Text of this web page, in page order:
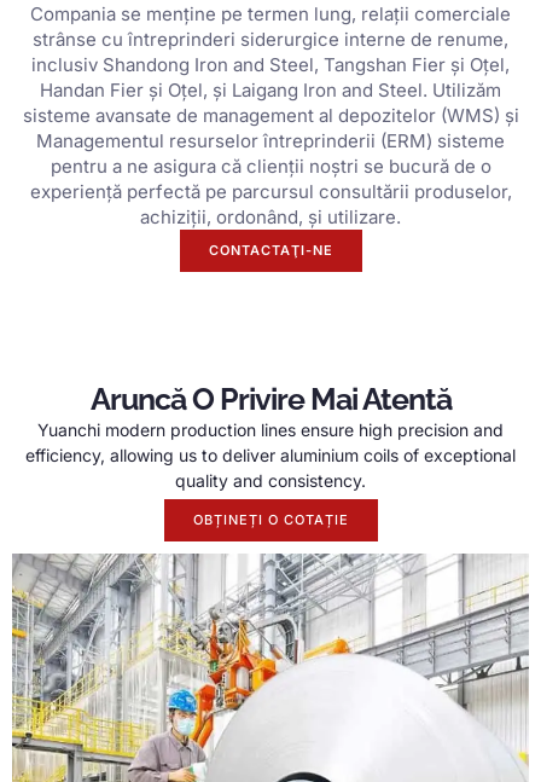
Compania se menține pe termen lung, relații comerciale
strânse cu întreprinderi siderurgice interne de renume,
inclusiv Shandong Iron and Steel, Tangshan Fier și Oțel,
Handan Fier și Oțel, și Laigang Iron and Steel. Utilizăm
sisteme avansate de management al depozitelor (WMS) și
Managementul resurselor întreprinderii (ERM) sisteme
pentru a ne asigura că clienții noștri se bucură de o
experiență perfectă pe parcursul consultării produselor,
achiziții, ordonând, și utilizare.
CONTACTAŢI-NE
Aruncă O Privire Mai Atentă
Yuanchi modern production lines ensure high precision and
efficiency, allowing us to deliver aluminium coils of exceptional
quality and consistency.
OBȚINEȚI O COTAȚIE